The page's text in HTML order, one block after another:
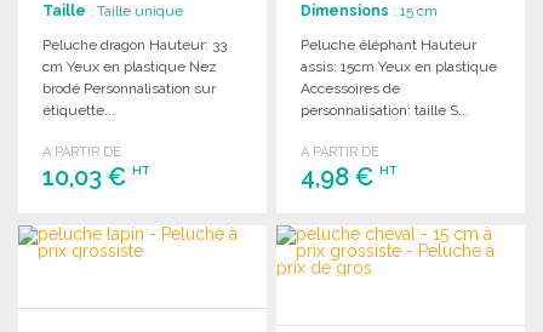
Taille : Taille unique
Peluche dragon Hauteur: 33
cm Yeux en plastique Nez
brodé Personnalisation sur
étiquette...
A PARTIR DE
10,03 € HT
COMMANDER
Dimensions : 15 cm
Peluche éléphant Hauteur
assis: 15cm Yeux en plastique
Accessoires de
personnalisation: taille S...
A PARTIR DE
4,98 €HT
COMMANDER
Demander un devis